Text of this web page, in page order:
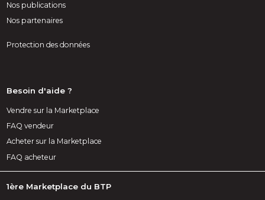
Nos publications
Nos partenaires
Protection des données
Besoin d'aide ?
Vendre sur la Marketplace
FAQ vendeur
Acheter sur la Marketplace
FAQ acheteur
1ère Marketplace du BTP